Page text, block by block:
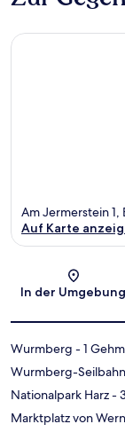
Am Jermerstein
Auf Karte
In der Umgebung
Wurmberg - 1
Wurmberg-Seilbahn
Nationalpark Harz-
Marktplatz von